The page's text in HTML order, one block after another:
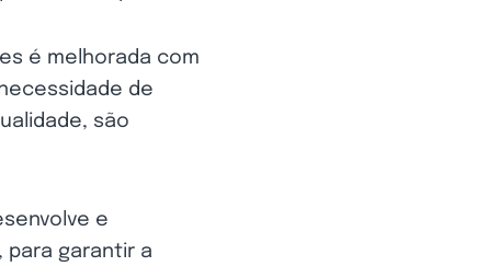
é melhorada com
de
são
e
para garantir a